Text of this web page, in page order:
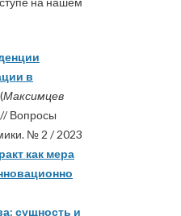
в
(Максимцев
Вопросы
№ 2 / 2023
как мера
сущность и